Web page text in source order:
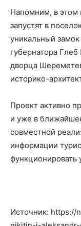
Напомним, в этом
запустят в
уникальный
губернатора
дворца
историко-
Проект активно
и уже в
совместной
информации
функционировать
Источник: https://